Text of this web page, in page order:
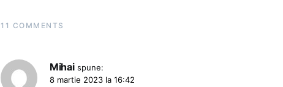
11 COMMENTS
Mihai spune:
8 martie 2023 la 16:42